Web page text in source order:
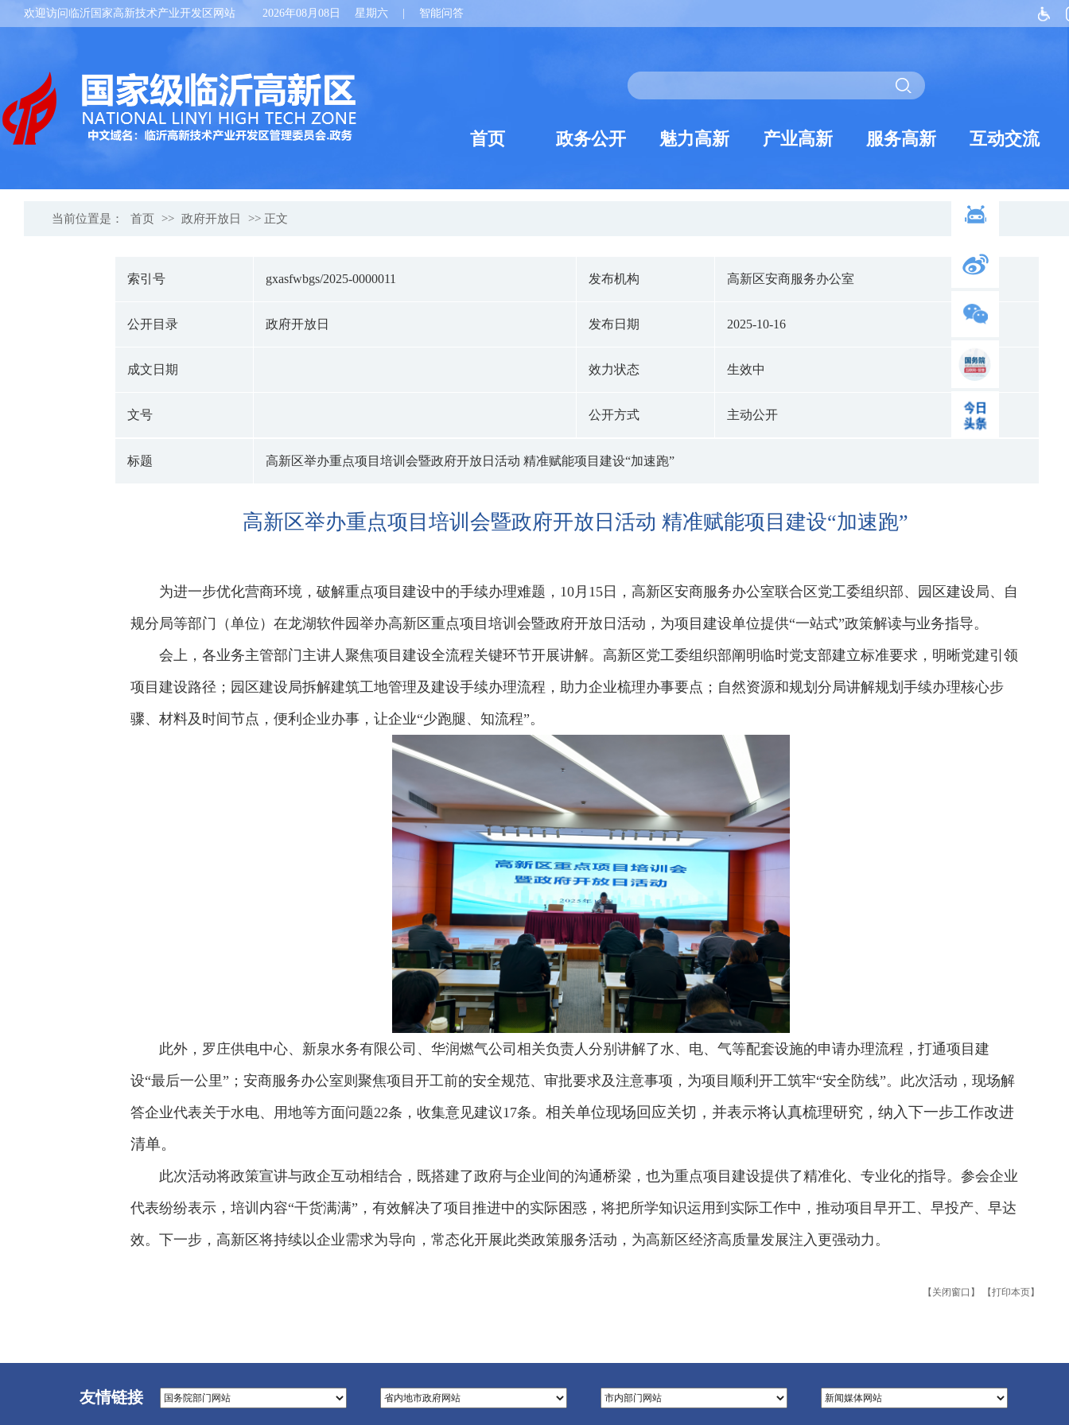
欢迎访问临沂国家高新技术产业开发区网站 2026年08月08日 星期六 智能问答
首页 政务公开 魅力高新 产业高新 服务高新 互动交流
当前位置是： 首页 >> 政府开放日 >> 正文
索引号 gxasfwbgs/2025-0000011 发布机构 高新区安商服务办公室
公开目录 政府开放日 发布日期 2025-10-16
成文日期 效力状态 生效中
文号 公开方式 主动公开
标题 高新区举办重点项目培训会暨政府开放日活动 精准赋能项目建设“加速跑”
高新区举办重点项目培训会暨政府开放日活动 精准赋能项目建设“加速跑”
为进一步优化营商环境，破解重点项目建设中的手续办理难题，10月15日，高新区安商服务办公室联合区党工委组织部、园区建设局、自
规分局等部门（单位）在龙湖软件园举办高新区重点项目培训会暨政府开放日活动，为项目建设单位提供“一站式”政策解读与业务指导。
会上，各业务主管部门主讲人聚焦项目建设全流程关键环节开展讲解。高新区党工委组织部阐明临时党支部建立标准要求，明晰党建引领
项目建设路径；园区建设局拆解建筑工地管理及建设手续办理流程，助力企业梳理办事要点；自然资源和规划分局讲解规划手续办理核心步
骤、材料及时间节点，便利企业办事，让企业“少跑腿、知流程”。
此外，罗庄供电中心、新泉水务有限公司、华润燃气公司相关负责人分别讲解了水、电、气等配套设施的申请办理流程，打通项目建
设“最后一公里”；安商服务办公室则聚焦项目开工前的安全规范、审批要求及注意事项，为项目顺利开工筑牢“安全防线”。此次活动，现场解
答企业代表关于水电、用地等方面问题22条，收集意见建议17条。 相关单位现场回应关切，并表示将认真梳理研究，纳入下一步工作改进
清单。
此次活动将政策宣讲与政企互动相结合，既搭建了政府与企业间的沟通桥梁，也为重点项目建设提供了精准化、专业化的指导。参会企业
代表纷纷表示，培训内容“干货满满”，有效解决了项目推进中的实际困惑，将把所学知识运用到实际工作中，推动项目早开工、早投产、早达
效。下一步，高新区将持续以企业需求为导向，常态化开展此类政策服务活动，为高新区经济高质量发展注入更强动力。
【关闭窗口】 【打印本页】
友情链接